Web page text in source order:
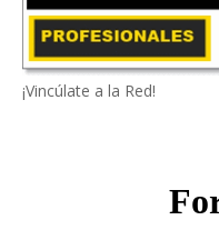
¡Vincúlate a la Red!